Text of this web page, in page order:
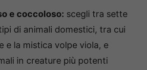
e coccoloso: scegli tra sette
di animali domestici, tra cui
e la mistica volpe viola, e
in creature più potenti